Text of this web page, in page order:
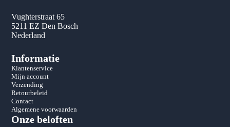
Vughterstraat 65
5211 EZ Den Bosch
Nederland
Informatie
Klantenservice
Mijn account
Verzending
Retourbeleid
Contact
Algemene voorwaarden
Onze beloften